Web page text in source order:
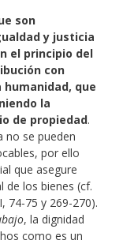
son
y justicia
el principio del
con
que
la
de propiedad.
no se pueden
por ello
que asegure
de los bienes (cf.
74-75 y 269-270).
, la dignidad
como es un